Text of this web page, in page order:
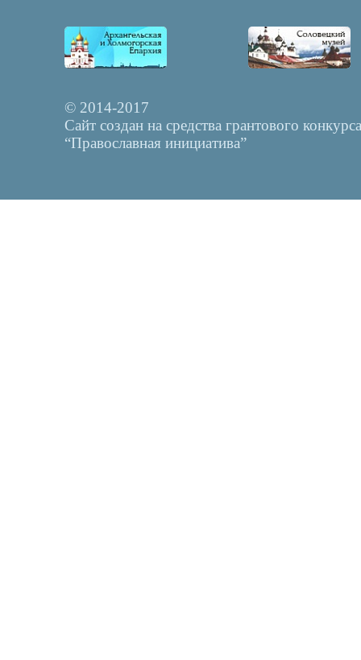
© 2014-2017
Сайт создан на средства грантового конкурса
“Православная инициатива”